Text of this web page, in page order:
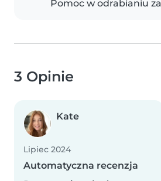
Pomoc w odrabianiu
3 Opinie
Kate
Lipiec 2024
Automatyczna recenzja